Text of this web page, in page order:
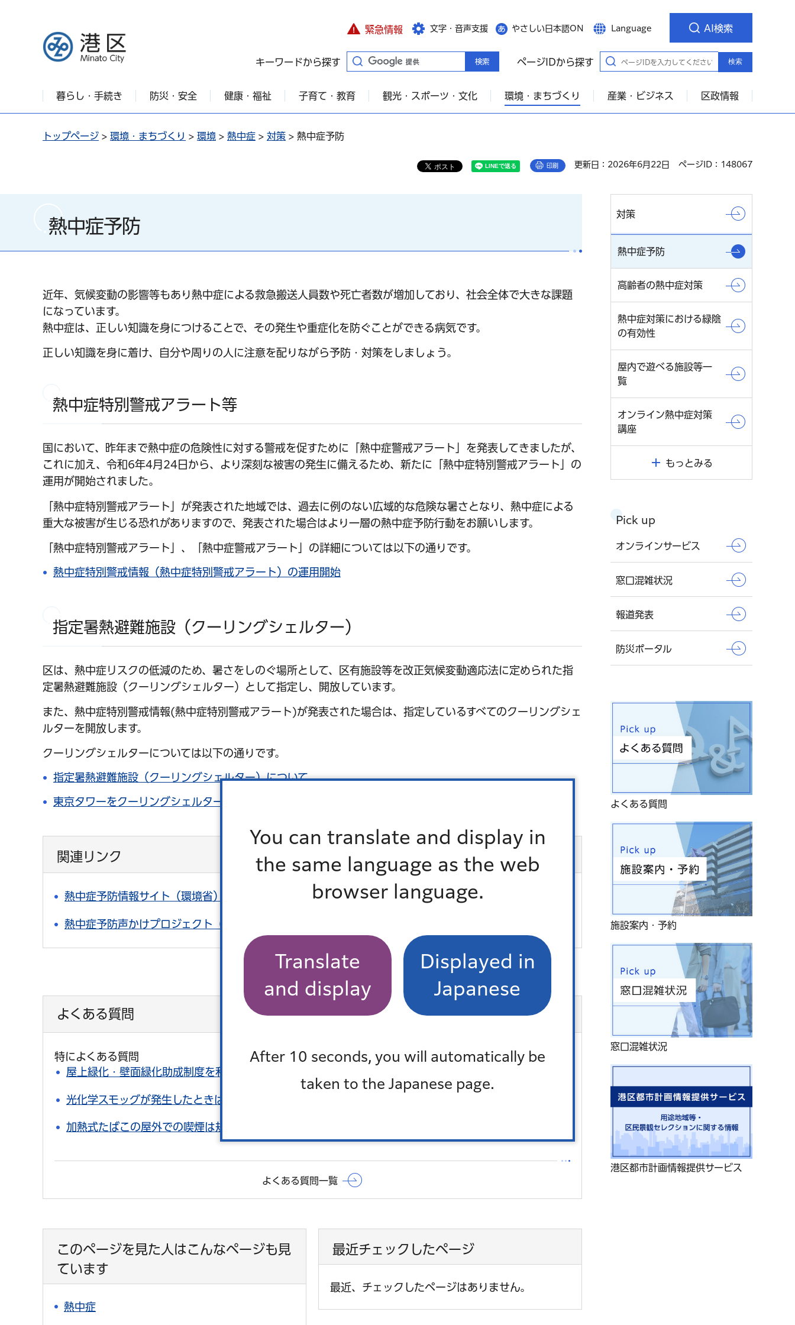
You can translate and display in
the same language as the web
browser language.
Translate
and display
Displayed in
Japanese
After 10 seconds, you will automatically be
taken to the Japanese page.
港区
緊急情報 文字・音声支援 やさしい日本語ON Language AI検索
キーワードから探す ページIDから探す 検索
暮らし・手続き 防災・安全 健康・福祉 子育て・教育 観光・スポーツ・文化 環境・まちづくり 産業・ビジネス 区政情報
トップページ > 環境・まちづくり > 環境 > 熱中症 > 対策 > 熱中症予防
印刷 更新日：2026年6月22日 ページID：148067
熱中症予防
近年、気候変動の影響等もあり熱中症による救急搬送人員数や死亡者数が増加しており、社会全体で大きな課題
になっています。
熱中症は、正しい知識を身につけることで、その発生や重症化を防ぐことができる病気です。
正しい知識を身に着け、自分や周りの人に注意を配りながら予防・対策をしましょう。
熱中症特別警戒アラート等
国において、昨年まで熱中症の危険性に対する警戒を促すために「熱中症警戒アラート」を発表してきましたが、
これに加え、令和6年4月24日から、より深刻な被害の発生に備えるため、新たに「熱中症特別警戒アラート」の
運用が開始されました。
「熱中症特別警戒アラート」が発表された地域では、過去に例のない広域的な危険な暑さとなり、熱中症による
重大な被害が生じる恐れがありますので、発表された場合はより一層の熱中症予防行動をお願いします。
「熱中症特別警戒アラート」、「熱中症警戒アラート」の詳細については以下の通りです。
熱中症特別警戒情報（熱中症特別警戒アラート）の運用開始
指定暑熱避難施設（クーリングシェルター）
区は、熱中症リスクの低減のため、暑さをしのぐ場所として、区有施設等を改正気候変動適応法に定められた指
定暑熱避難施設（クーリングシェルター）として指定し、開放しています。
また、熱中症特別警戒情報(熱中症特別警戒アラート)が発表された場合は、指定しているすべてのクーリングシェ
ルターを開放します。
クーリングシェルターについては以下の通りです。
指定暑熱避難施設（クーリングシェルター）について
東京タワーをクーリングシェルターとして指定しました！
関連リンク
熱中症予防情報サイト（環境省）（外部サイトへリンク）
熱中症予防声かけプロジェクト（外部サイトへリンク）
よくある質問
特によくある質問
屋上緑化・壁面緑化助成制度を利用したいのですが。
光化学スモッグが発生したときはどうすればよいですか。また情報はどのように知らされますか。
加熱式たばこの屋外での喫煙は規制対象となりますか。
よくある質問一覧
このページを見た人はこんなページも見
ています
熱中症
最近チェックしたページ
最近、チェックしたページはありません。
対策
熱中症予防
高齢者の熱中症対策
熱中症対策における緑陰
の有効性
屋内で遊べる施設等一
覧
オンライン熱中症対策
講座
もっとみる
Pick up
オンラインサービス
窓口混雑状況
報道発表
防災ポータル
よくある質問
施設案内・予約
窓口混雑状況
港区都市計画情報提供サービス